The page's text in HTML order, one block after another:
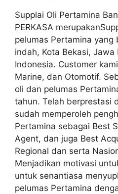
Supplai Oli Pertamina
PERKASA
pelumas Pertamina yang
indah, Kota Bekasi, Jawa
Indonesia. Customer
Marine, dan Otomotif.
oli dan pelumas
tahun. Telah berprestasi
sudah memperoleh
Pertamina sebagai Best
Agent, dan juga Best
Regional dan serta
Menjadikan motivasi
untuk senantiasa
pelumas Pertamina